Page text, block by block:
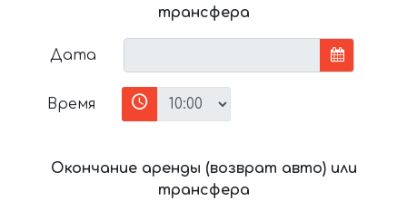
трансфера
Дата
Время
Окончание аренды (возврат авто) или
трансфера